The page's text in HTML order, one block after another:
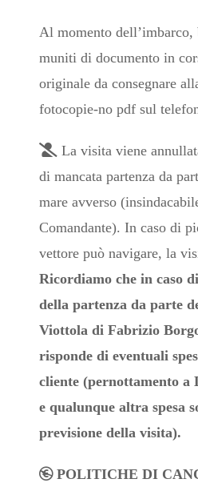
Al momento dell’imbarco,
muniti di documento in
originale da consegnare
fotocopie-no pdf sul
La visita viene
di mancata partenza da
mare avverso
Comandante). In caso di
vettore può navigare, la
Ricordiamo che in caso
della partenza da parte
Viottola di Fabrizio
risponde di eventuali
cliente (pernottamento a
e qualunque altra spesa
previsione della visita).
POLITICHE DI